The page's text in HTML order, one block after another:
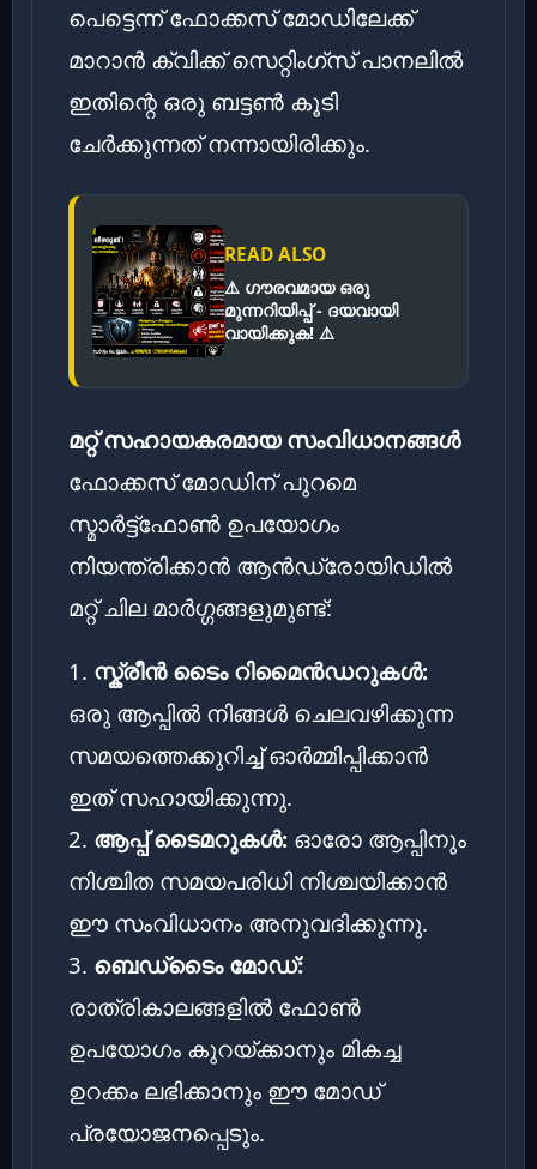
പെട്ടെന്ന് ഫോക്കസ് മോഡിലേക്ക്
മാറാൻ ക്വിക്ക് സെറ്റിംഗ്സ് പാനലിൽ
ഇതിന്റെ ഒരു ബട്ടൺ കൂടി
ചേർക്കുന്നത് നന്നായിരിക്കും.
READ ALSO
⚠️ ഗൗരവമായ ഒരു
മുന്നറിയിപ്പ് - ദയവായി
വായിക്കുക! ⚠️
മറ്റ് സഹായകരമായ സംവിധാനങ്ങൾ
ഫോക്കസ് മോഡിന് പുറമെ
സ്മാർട്ട്ഫോൺ ഉപയോഗം
നിയന്ത്രിക്കാൻ ആൻഡ്രോയിഡിൽ
മറ്റ് ചില മാർഗ്ഗങ്ങളുമുണ്ട്:
1. സ്ക്രീൻ ടൈം റിമൈൻഡറുകൾ:
ഒരു ആപ്പിൽ നിങ്ങൾ ചെലവഴിക്കുന്ന
സമയത്തെക്കുറിച്ച് ഓർമ്മിപ്പിക്കാൻ
ഇത് സഹായിക്കുന്നു.
2. ആപ്പ് ടൈമറുകൾ: ഓരോ ആപ്പിനും
നിശ്ചിത സമയപരിധി നിശ്ചയിക്കാൻ
ഈ സംവിധാനം അനുവദിക്കുന്നു.
3. ബെഡ്‌ടൈം മോഡ്:
രാത്രികാലങ്ങളിൽ ഫോൺ
ഉപയോഗം കുറയ്ക്കാനും മികച്ച
ഉറക്കം ലഭിക്കാനും ഈ മോഡ്
പ്രയോജനപ്പെടും.